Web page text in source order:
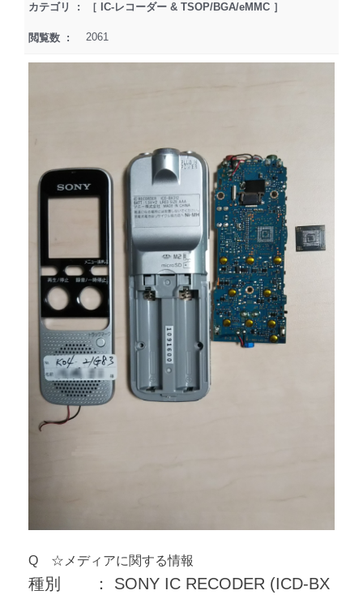
カテゴリ : ［ IC-レコーダー & TSOP/BGA/eMMC ］
閲覧数 : 2061
Q ☆メディアに関する情報
種別 ： SONY IC RECODER (ICD-BX